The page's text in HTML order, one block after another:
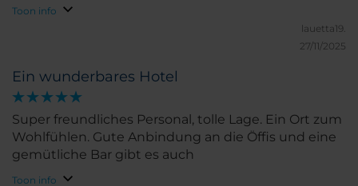
peccato che per gli aperitivi aziendali eccetera non
ci sia una saletta a parte così che gli ospiti dell'hotel
Toon info
lauetta19.
27/11/2025
Ein wunderbares Hotel
Super freundliches Personal, tolle Lage. Ein Ort zum
Wohlfühlen. Gute Anbindung an die Öffis und eine
gemütliche Bar gibt es auch
Toon info